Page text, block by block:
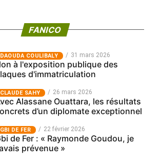
FANICO
‎DAOUDA COULIBALY 31 mars 2026
à l'exposition publique des
d'immatriculation
CLAUDE SAHY 26 mars 2026
Alassane Ouattara, les résultats
d’un diplomate exceptionnel
GBI DE FER 22 février 2026
de Fer : « Raymonde Goudou, je
prévenue »